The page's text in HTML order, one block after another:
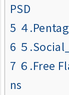
PSD
5 ４
6 ５
7 ６.Free
ns